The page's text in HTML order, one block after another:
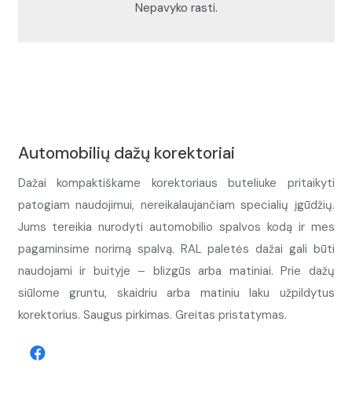
Nepavyko rasti.
Automobilių dažų korektoriai
Dažai kompaktiškame korektoriaus buteliuke pritaikyti
patogiam naudojimui, nereikalaujančiam specialių įgūdžių.
Jums tereikia nurodyti automobilio spalvos kodą ir mes
pagaminsime norimą spalvą. RAL paletės dažai gali būti
naudojami ir buityje – blizgūs arba matiniai. Prie dažų
siūlome gruntu, skaidriu arba matiniu laku užpildytus
korektorius. Saugus pirkimas. Greitas pristatymas.